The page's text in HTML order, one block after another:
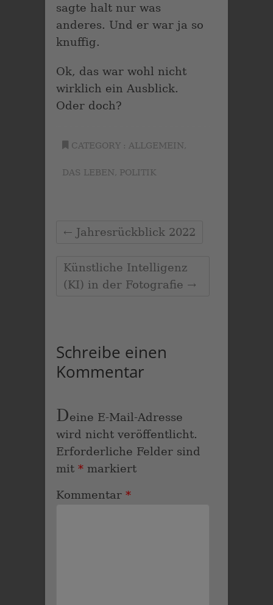
sagte halt nur was
anderes. Und er war ja so
knuffig.
Ok, das war wohl nicht
wirklich ein Ausblick.
Oder doch?
CATEGORY : ALLGEMEIN,
DAS LEBEN, POLITIK
← Jahresrückblick 2022
Künstliche Intelligenz
(KI) in der Fotografie →
Schreibe einen
Kommentar
Deine E-Mail-Adresse
wird nicht veröffentlicht.
Erforderliche Felder sind
mit * markiert
Kommentar *